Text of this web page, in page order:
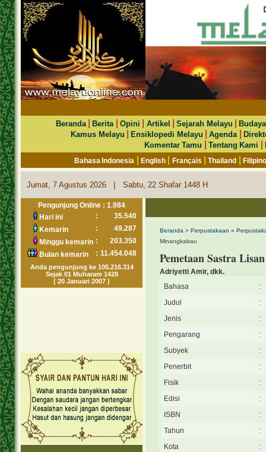
Beranda|Berita Opini Artikel |Sejarah Melayu |
Kamus Melayu
|Ensiklopedi Melayu |Agenda |
Komentar Tamu
|Tentang Kami |
Bahasa Indonesia |English Français |Thailand |
Jumat, 7 Agustus 2026 | Sabtu, 22 Shafar 1448 H
Pengunjung Online : 1.984
Hari ini
:
35.540
Kemarin
:
49.287
Minggu kemarin :
203.350
Bulan kemarin
: 11.454.048
Anda pengunjung ke 105.216.314
Sejak 01 Muharam 1428
( 20 Januari 2007 )
Beranda > Perpustakaan »
Minangkabau
Pemetaan Sastra
Adriyetti Amir, dkk.
Bahasa
:
Judul
:
Jenis
:
Pengarang
:
Subyek
:
Penerbit
:
Fisik
:
Edisi
:
ISBN
:
Tahun
:
Kota
: